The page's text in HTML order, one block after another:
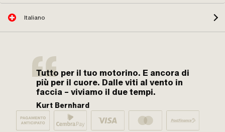
Italiano
Tutto per il tuo motorino. E ancora di
più per il cuore. Dalle viti al vento in
faccia – viviamo il due tempi.
Kurt Bernhard